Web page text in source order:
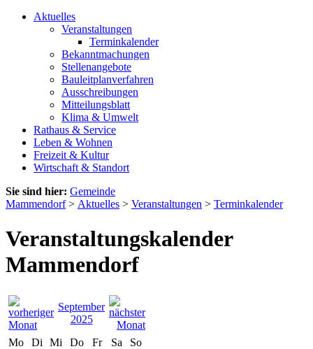
Aktuelles
Veranstaltungen
Terminkalender
Bekanntmachungen
Stellenangebote
Bauleitplanverfahren
Ausschreibungen
Mitteilungsblatt
Klima & Umwelt
Rathaus & Service
Leben & Wohnen
Freizeit & Kultur
Wirtschaft & Standort
Sie sind hier: Gemeinde
Mammendorf> Aktuelles > Veranstaltungen > Terminkalender
Veranstaltungskalender
Mammendorf
September
2025
Mo
Di Mi Do Fr Sa
So